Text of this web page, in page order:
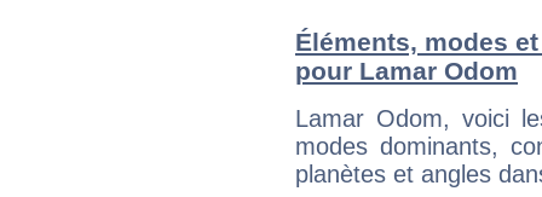
Éléments, modes
pour Lamar Odom
Lamar Odom, voici
modes dominants,
planètes et angles